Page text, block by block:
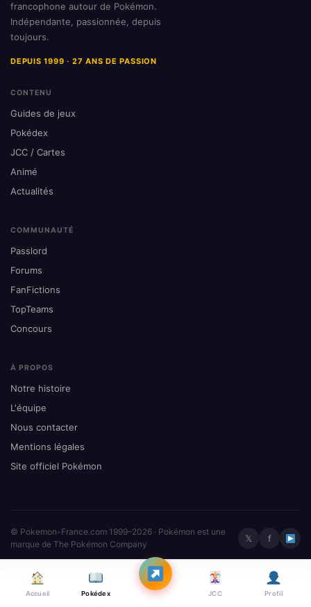
Accueil Pokédex JCC Profil
francophone autour de Pokémon.
Indépendante, passionnée, depuis
toujours.
DEPUIS 1999 · 27 ANS DE PASSION
CONTENU
Guides de jeux
Pokédex
JCC / Cartes
Animé
Actualités
COMMUNAUTÉ
Passlord
Forums
FanFictions
TopTeams
Concours
À PROPOS
Notre histoire
L'équipe
Nous contacter
Mentions légales
Site officiel Pokémon
© Pokemon-France.com 1999–2026 · Pokémon est une
marque de The Pokémon Company
𝕏 f